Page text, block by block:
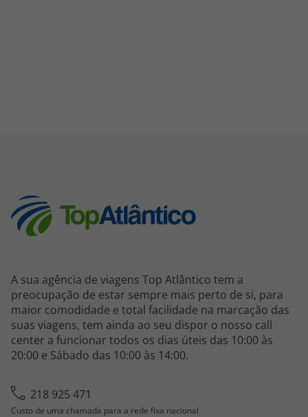
A sua agência de viagens Top Atlântico tem a
preocupação de estar sempre mais perto de si, para
maior comodidade e total facilidade na marcação das
suas viagens, tem ainda ao seu dispor o nosso call
center a funcionar todos os dias úteis das 10:00 às
20:00 e Sábado das 10:00 às 14:00.
218 925 471
Custo de uma chamada para a rede fixa nacional